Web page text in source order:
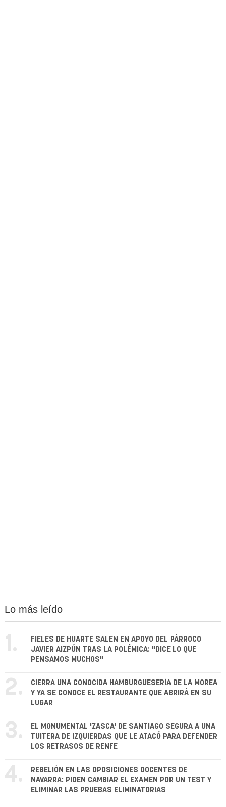
Lo más leído
1.
FIELES DE HUARTE SALEN EN APOYO DEL PÁRROCO
JAVIER AIZPÚN TRAS LA POLÉMICA: "DICE LO QUE
PENSAMOS MUCHOS"
2.
CIERRA UNA CONOCIDA HAMBURGUESERÍA DE LA MOREA
Y YA SE CONOCE EL RESTAURANTE QUE ABRIRÁ EN SU
LUGAR
3.
EL MONUMENTAL 'ZASCA' DE SANTIAGO SEGURA A UNA
TUITERA DE IZQUIERDAS QUE LE ATACÓ PARA DEFENDER
LOS RETRASOS DE RENFE
4.
REBELIÓN EN LAS OPOSICIONES DOCENTES DE
NAVARRA: PIDEN CAMBIAR EL EXAMEN POR UN TEST Y
ELIMINAR LAS PRUEBAS ELIMINATORIAS